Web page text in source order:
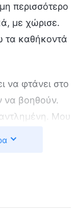
περισσότερο
με χώρισε.
τα καθήκοντά
να φτάνει στο
να βοηθούν.
Μου
ρούχα μου.
πάλι;»